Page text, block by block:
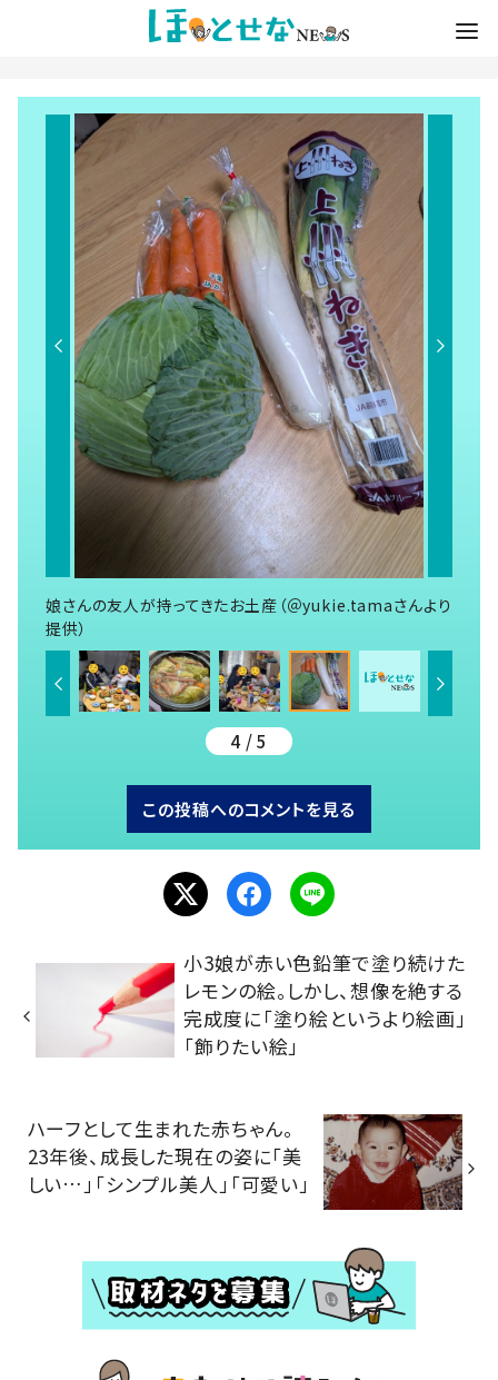
娘さんの友人が持ってきたお土産（＠yukie.tamaさんより
提供）
4 / 5
この投稿へのコメントを見る
小3娘が赤い色鉛筆で塗り続けた
レモンの絵。しかし、想像を絶する
完成度に「塗り絵というより絵画」
「飾りたい絵」
ハーフとして生まれた赤ちゃん。
23年後、成長した現在の姿に「美
しい…」「シンプル美人」「可愛い」